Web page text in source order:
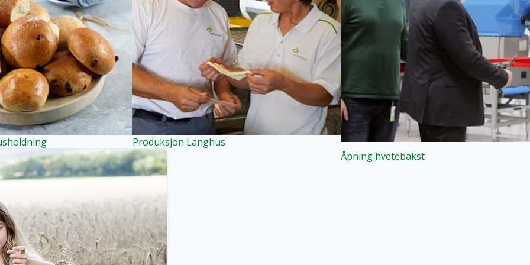
Produksjon Langhus
Åpning hvetebakst